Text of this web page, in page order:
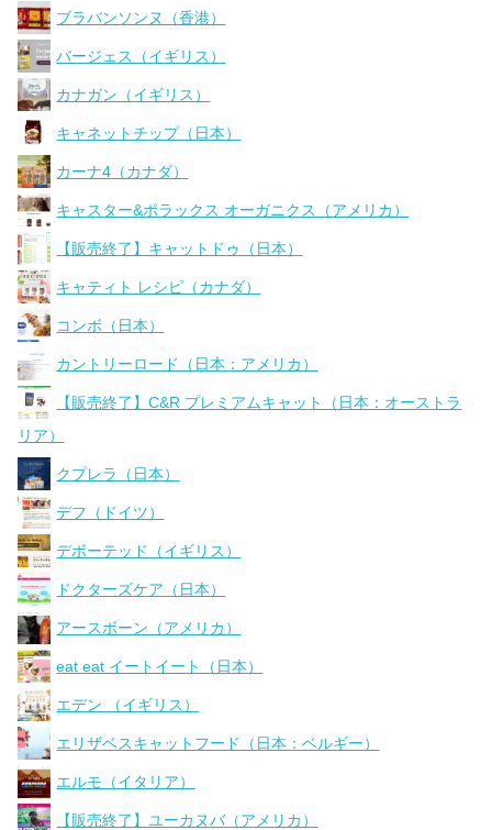
ブラバンソンヌ（香港）
バージェス（イギリス）
カナガン（イギリス）
キャネットチップ（日本）
カーナ4（カナダ）
キャスター&ポラックス オーガニクス（アメリカ）
【販売終了】キャットドゥ（日本）
キャティト レシピ（カナダ）
コンボ（日本）
カントリーロード（日本：アメリカ）
【販売終了】C&R プレミアムキャット（日本：オーストラ
リア）
クプレラ（日本）
デフ（ドイツ）
デボーテッド（イギリス）
ドクターズケア（日本）
アースボーン（アメリカ）
eat eat イートイート（日本）
エデン （イギリス）
エリザベスキャットフード（日本：ベルギー）
エルモ（イタリア）
【販売終了】ユーカヌバ（アメリカ）